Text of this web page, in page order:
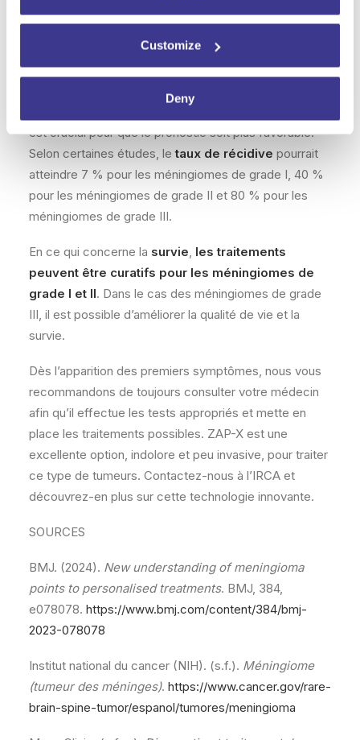
Customize
Deny
Vivre avec un méningiome
Vivre avec un méningiome peut être compliqué, car
les symptômes peuvent réduire considérablement la
est crucial pour que le pronostic soit plus favorable.
Selon certaines études, letaux de récidive pourrait
atteindre 7 % pour les méningiomes de grade I, 40 %
pour les méningiomes de grade II et 80 % pour les
méningiomes de grade III.
En ce qui concerne la survie, les traitements
peuvent être curatifs pour les méningiomes de
grade I et II. Dans le cas des méningiomes de grade
III, il est possible d’améliorer la qualité de vie et la
survie.
Dès l’apparition des premiers symptômes, nous vous
recommandons de toujours consulter votre médecin
afin qu’il effectue les tests appropriés et mette en
place les traitements possibles. ZAP-X est une
excellente option, indolore et peu invasive, pour traiter
ce type de tumeurs. Contactez-nous à l’IRCA et
découvrez-en plus sur cette technologie innovante.
SOURCES
BMJ. (2024). New understanding of meningioma
points to personalised treatments. BMJ, 384,
e078078. https://www.bmj.com/content/384/bmj-
2023-078078
Institut national du cancer (NIH). (s.f.). Méningiome
(tumeur des méninges). https://www.cancer.gov/rare-
brain-spine-tumor/espanol/tumores/meningioma